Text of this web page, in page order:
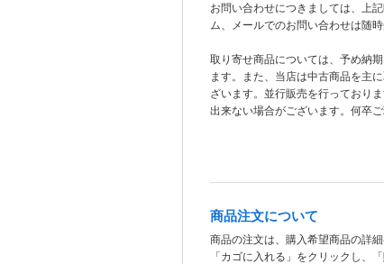
お問い合わせにつきましては、上
ム、メールでのお問い合わせは随
取り寄せ商品については、予め納
ます。また、当店は中古商品を主
ざいます。並行販売を行っており
出来ない場合がございます。何卒
商品注文について
商品の注文は、購入希望商品の詳
「カゴに入れる」をクリックし、